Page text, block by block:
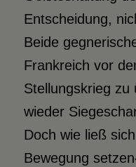
Entscheidung,
Beide
Frankreich vor
Stellungskrieg zu
wieder
Doch wie ließ
Bewegung